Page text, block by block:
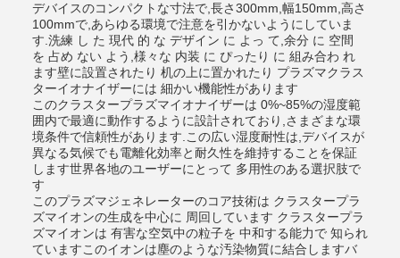
デバイスのコンパクトな寸法で,長さ300mm,幅150mm,高さ
100mmで,あらゆる環境で注意を引かないようにしていま
す.洗練 し た 現代 的 な デザイン に よっ て,余分 に 空間
を 占め ない よう,様々な 内装 に ぴったり に 組み合わ れ
ます壁に設置されたり 机の上に置かれたり プラズマクラス
ターイオナイザーには 細かい機能性があります
このクラスタープラズマイオナイザーは 0%~85%の湿度範
囲内で最適に動作するように設計されており,さまざまな環
境条件で信頼性があります.この広い湿度耐性は,デバイスが
異なる気候でも電離化効率と耐久性を維持することを保証
します世界各地のユーザーにとって 多用性のある選択肢で
す
このプラズマジェネレーターのコア技術は クラスタープラ
ズマイオンの生成を中心に 周回しています クラスタープラ
ズマイオンは 有害な空気中の粒子を 中和する能力で 知られ
ていますこのイオンは塵のような汚染物質に結合しますバ